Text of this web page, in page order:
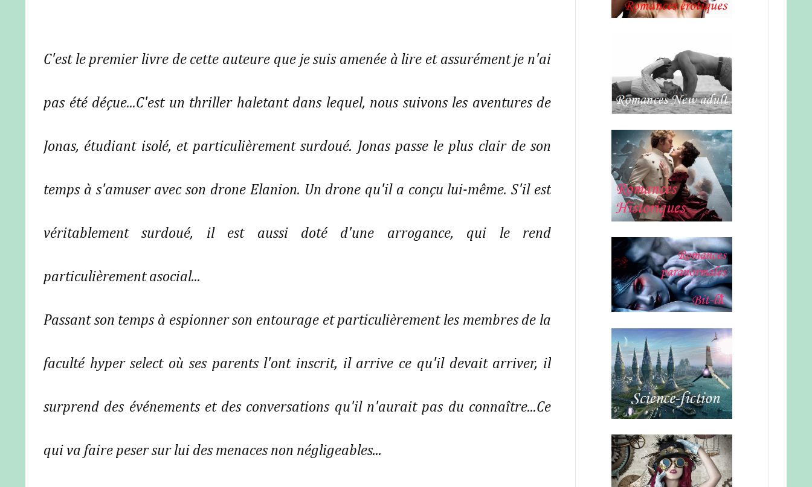
C'est le premier livre de cette auteure que je suis amenée à lire et assurément je n'ai
pas été déçue...C'est un thriller haletant dans lequel, nous suivons les aventures de
Jonas, étudiant isolé, et particulièrement surdoué. Jonas passe le plus clair de son
temps à s'amuser avec son drone Elanion. Un drone qu'il a conçu lui-même. S'il est
véritablement surdoué, il est aussi doté d'une arrogance, qui le rend
particulièrement asocial...
Passant son temps à espionner son entourage et particulièrement les membres de la
faculté hyper select où ses parents l'ont inscrit, il arrive ce qu'il devait arriver, il
surprend des événements et des conversations qu'il n'aurait pas du connaître...Ce
qui va faire peser sur lui des menaces non négligeables...